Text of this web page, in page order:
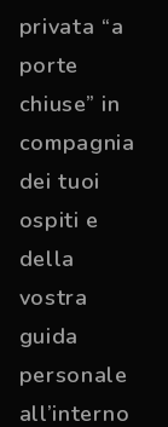
privata “a
porte
chiuse” in
compagnia
dei tuoi
ospiti e
della
vostra
guida
personale
all’interno